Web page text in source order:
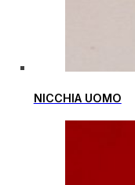
NICCHIA UOMO